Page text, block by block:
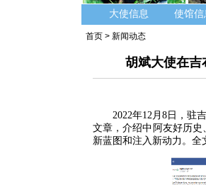
大使信息 使馆信
首页 > 新闻动态
胡斌大使在吉
2022年12月8日，驻
文章，介绍中阿友好历
新蓝图和注入新动力。全